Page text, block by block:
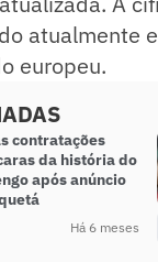
atualmente
europeu.
contratações
da história do
após anúncio
Há 6 meses